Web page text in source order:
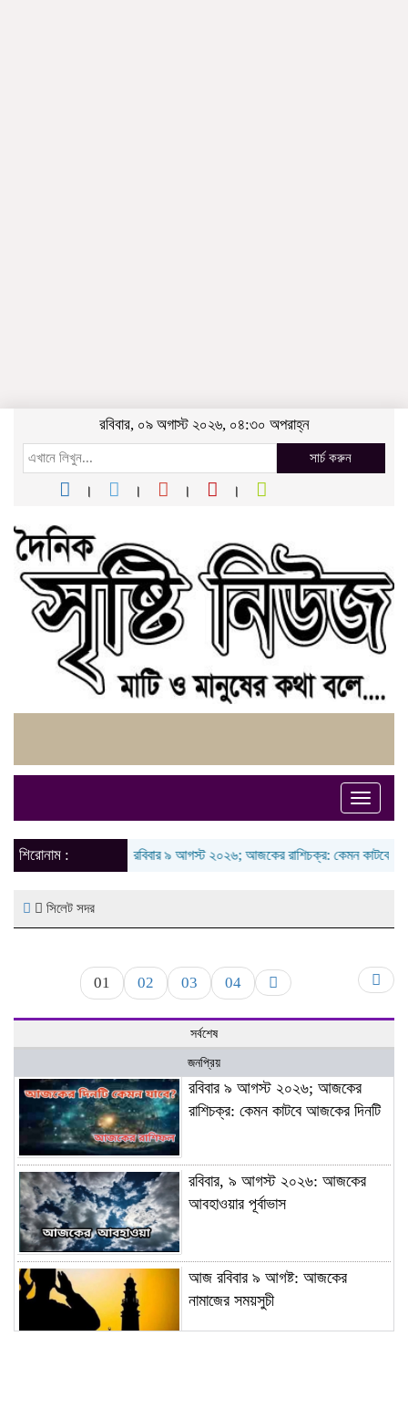
রবিবার, ০৯ অগাস্ট ২০২৬, ০৪:৩০ অপরাহ্ন
সার্চ করুন
Toggle
শিরোনাম :
রবিবার ৯ আগস্ট ২০২৬; আজকের রাশিচক্র: কেমন কাটবে আজকের
সিলেট সদর
01 02 03 04
সর্বশেষ
জনপ্রিয়
রবিবার ৯ আগস্ট ২০২৬; আজকের
রাশিচক্র: কেমন কাটবে আজকের দিনটি
রবিবার, ৯ আগস্ট ২০২৬: আজকের
আবহাওয়ার পূর্বাভাস
আজ রবিবার ৯ আগষ্ট: আজকের
নামাজের সময়সুচী